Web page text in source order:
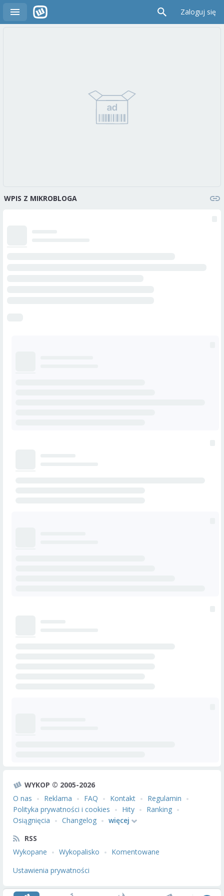
Zaloguj się
WPIS Z MIKROBLOGA
WYKOP © 2005-2026
O nas
Reklama FAQ Kontakt
Regulamin
Polityka prywatności i cookies
Hity
Ranking
Osiągnięcia
Changelog
więcej
RSS
Wykopane
Wykopalisko
Komentowane
Ustawienia prywatności